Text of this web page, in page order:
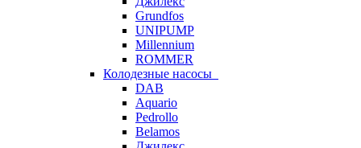
Grundfos
UNIPUMP
Millennium
ROMMER
Колодезные насосы
DAB
Aquario
Pedrollo
Belamos